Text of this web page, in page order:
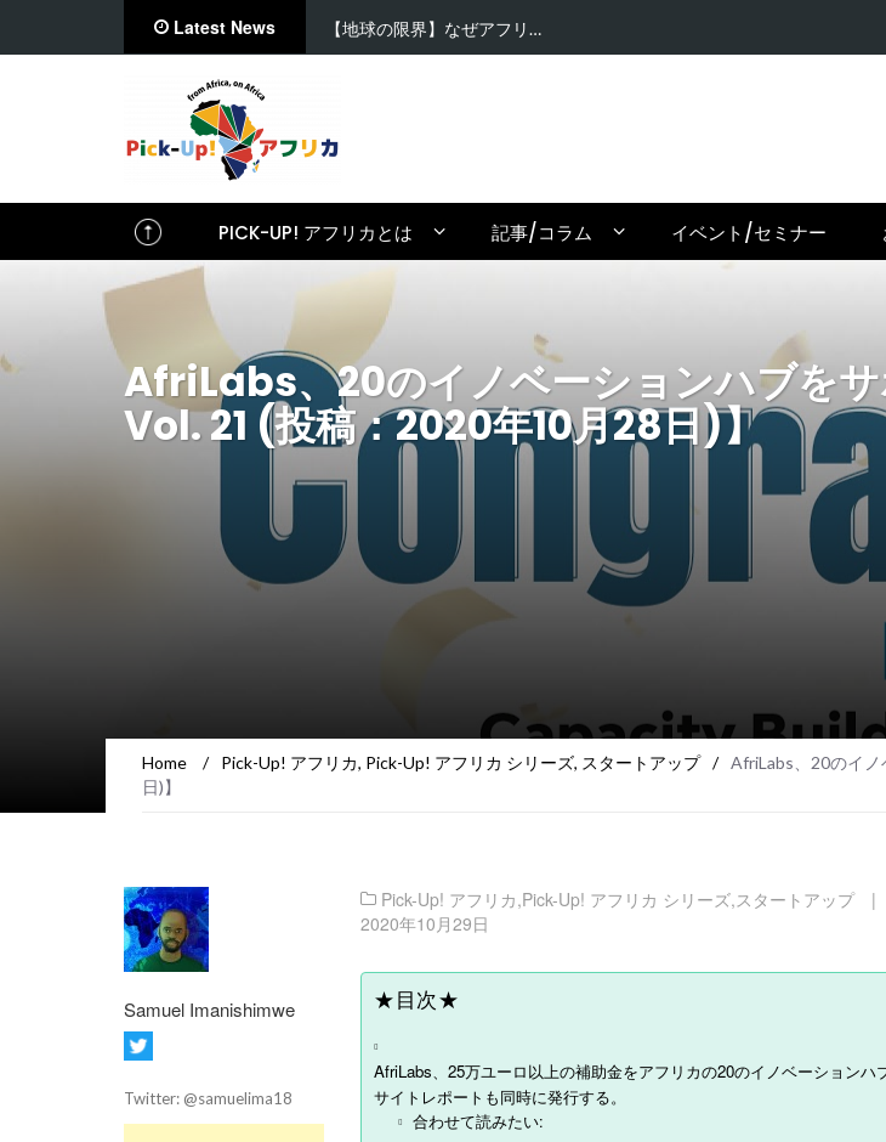
Latest News 【地球の限界】なぜアフリ…
PICK-UP! アフリカとは 記事/コラム イベント/セミナー
AfriLabs、20のイノベーションハブを
Vol. 21 (投稿：2020年10月28日)】
Home / Pick-Up! アフリカ, Pick-Up! アフリカ シリーズ, スタートアップ / AfriLabs、20のイノ
日)】
Samuel Imanishimwe
Twitter: @samuelima18
Pick-Up! アフリカ,Pick-Up! アフリカ シリーズ,スタートアップ
|
2020年10月29日
★目次★
AfriLabs、25万ユーロ以上の補助金をアフリカの20のイノベーションハ
サイトレポートも同時に発行する。
合わせて読みたい: